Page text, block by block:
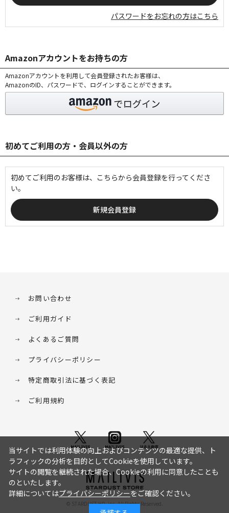
パスワードをお忘れの方はこちら
Amazonアカウントをお持ちの方
Amazonアカウントを利用して会員登録されたお客様は、
AmazonのID、パスワードで、ログインすることができます。
初めてご利用の方・会員以外の方
初めてご利用のお客様は、こちらから会員登録を行ってくださ
い。
お問い合わせ
ご利用ガイド
よくあるご質問
プライバシーポリシー
特定商取引法に基づく表記
ご利用規約
© STARDUST HD. inc. All Rights Reserved.
当サイトでは利用体験の向上およびコンテンツの最適な提供、ト
ラフィックの分析を目的としてCookieを使用しています。
サイトの閲覧を継続された場合、Cookieの利用に同意したことも
のといたします。
詳細についてはプライバシーポリシーをご確認ください。